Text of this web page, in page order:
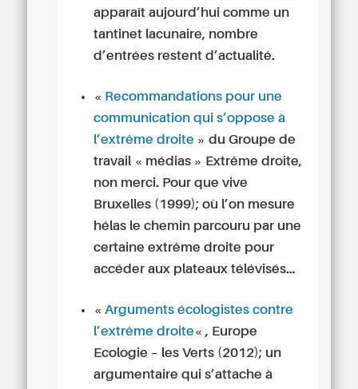
apparaît aujourd’hui comme un
tantinet lacunaire, nombre
d’entrées restent d’actualité.
« Recommandations pour une
communication qui s’oppose à
l’extrême droite » duGroupe de
travail « médias » Extrême droite,
non merci. Pour que vive
Bruxelles (1999); où l’on mesure
hélas le chemin parcouru par une
certaine extrême droite pour
accéder aux plateaux télévisés…
«Arguments écologistes contre
l’extrême droite« , Europe
Ecologie – les Verts (2012); un
argumentaire qui s’attache à